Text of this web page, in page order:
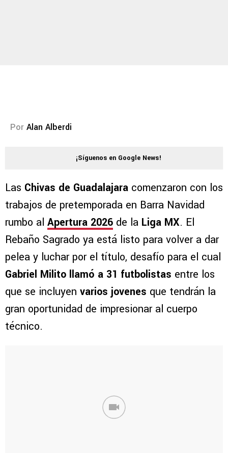
Por Alan Alberdi
¡Síguenos en Google News!
Las Chivas de Guadalajara comenzaron con los
trabajos de pretemporada en Barra Navidad
rumbo al Apertura 2026 de la Liga MX. El
Rebaño Sagrado ya está listo para volver a dar
pelea y luchar por el título, desafío para el cual
Gabriel Milito llamó a 31 futbolistas entre los
que se incluyen varios jovenes que tendrán la
gran oportunidad de impresionar al cuerpo
técnico.